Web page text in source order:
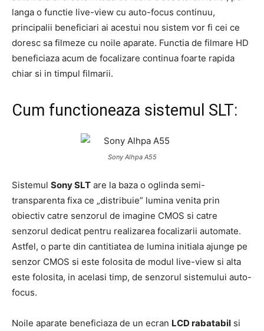
langa o functie live-view cu auto-focus continuu,
principalii beneficiari ai acestui nou sistem vor fi cei ce
doresc sa filmeze cu noile aparate. Functia de filmare HD
beneficiaza acum de focalizare continua foarte rapida
chiar si in timpul filmarii.
Cum functioneaza sistemul SLT:
Sony Alhpa A55
Sistemul Sony SLT are la baza o oglinda semi-
transparenta fixa ce „distribuie” lumina venita prin
obiectiv catre senzorul de imagine CMOS si catre
senzorul dedicat pentru realizarea focalizarii automate.
Astfel, o parte din cantitiatea de lumina initiala ajunge pe
senzor CMOS si este folosita de modul live-view si alta
este folosita, in acelasi timp, de senzorul sistemului auto-
focus.
Noile aparate beneficiaza de un ecran LCD rabatabil si